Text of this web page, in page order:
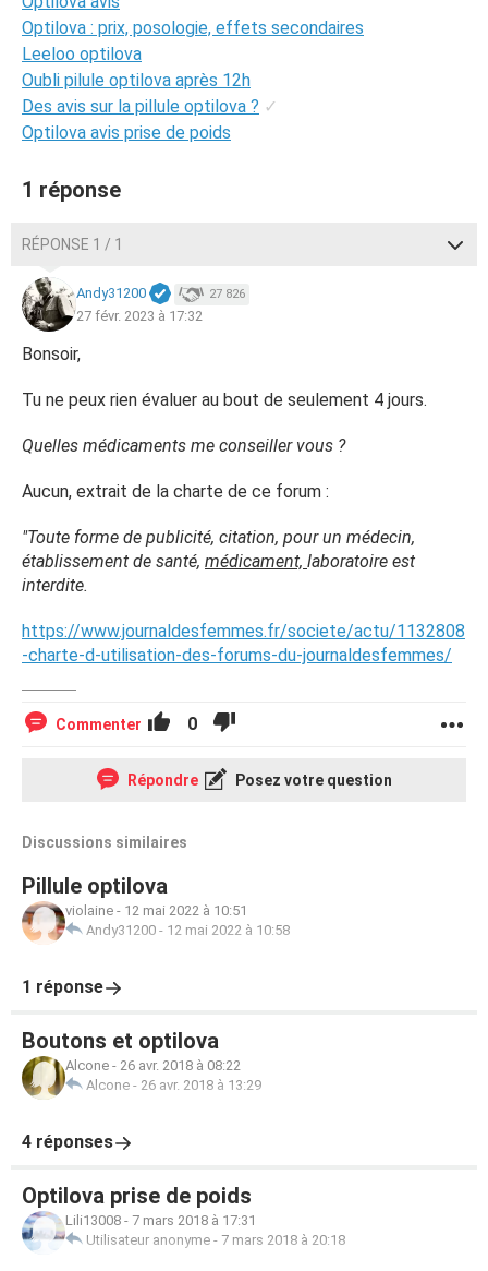
Optilova : prix, posologie, effets secondaires
Leeloo optilova
Oubli pilule optilova après 12h
Des avis sur la pillule optilova ? ✓
Optilova avis prise de poids
1 réponse
RÉPONSE 1 / 1
Andy31200 27 826
27 févr. 2023 à 17:32
Bonsoir,
Tu ne peux rien évaluer au bout de seulement 4 jours.
Quelles médicaments me conseiller vous ?
Aucun, extrait de la charte de ce forum :
"Toute forme de publicité, citation, pour un médecin,
établissement de santé, médicament, laboratoire est
interdite.
https://www.journaldesfemmes.fr/societe/actu/1132808
-charte-d-utilisation-des-forums-du-journaldesfemmes/
Commenter 0
Répondre Posez votre question
Discussions similaires
Pillule optilova
violaine - 12 mai 2022 à 10:51
Andy31200 - 12 mai 2022 à 10:58
1 réponse
Boutons et optilova
Alcone - 26 avr. 2018 à 08:22
Alcone - 26 avr. 2018 à 13:29
4 réponses
Optilova prise de poids
Lili13008 - 7 mars 2018 à 17:31
Utilisateur anonyme - 7 mars 2018 à 20:18